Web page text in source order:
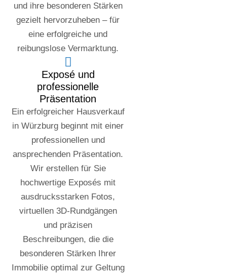
und ihre besonderen Stärken
gezielt hervorzuheben – für
eine erfolgreiche und
reibungslose Vermarktung.
Exposé und
professionelle
Präsentation
Ein erfolgreicher Hausverkauf
in Würzburg beginnt mit einer
professionellen und
ansprechenden Präsentation.
Wir erstellen für Sie
hochwertige Exposés mit
ausdrucksstarken Fotos,
virtuellen 3D-Rundgängen
und präzisen
Beschreibungen, die die
besonderen Stärken Ihrer
Immobilie optimal zur Geltung